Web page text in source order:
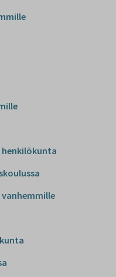
henkilökunta
vanhemmille